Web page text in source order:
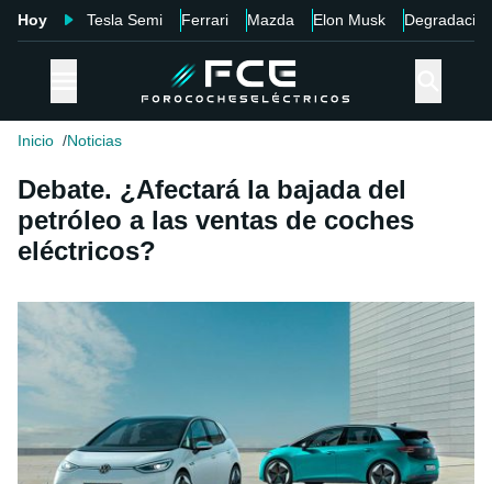
Hoy Tesla Semi Ferrari Mazda Elon Musk Degradación
Inicio Noticias
Debate. ¿Afectará la bajada del
petróleo a las ventas de coches
eléctricos?